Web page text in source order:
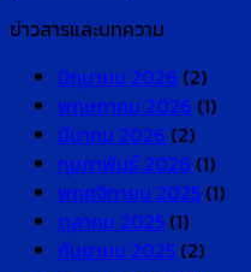
ข่าวสารและบทความ
มิถุนายน 2026 (2)
พฤษภาคม 2026 (1)
มีนาคม 2026 (2)
กุมภาพันธ์ 2026 (1)
พฤศจิกายน 2025 (1)
ตุลาคม 2025 (1)
กันยายน 2025 (2)